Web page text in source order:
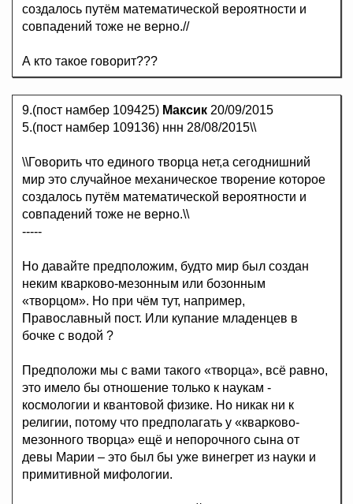
создалось путём математической вероятности и
совпадений тоже не верно.//
А кто такое говорит???
9.(пост намбер 109425) Максик 20/09/2015
5.(пост намбер 109136) ннн 28/08/2015\\
\\Говорить что единого творца нет,а сегоднишний
мир это случайное механическое творение которое
создалось путём математической вероятности и
совпадений тоже не верно.\\
-----
Но давайте предположим, будто мир был создан
неким кварково-мезонным или бозонным
«творцом». Но при чём тут, например,
Православный пост. Или купание младенцев в
бочке с водой ?
Предположи мы с вами такого «творца», всё равно,
это имело бы отношение только к наукам -
космологии и квантовой физике. Но никак ни к
религии, потому что предполагать у «кварково-
мезонного творца» ещё и непорочного сына от
девы Марии – это был бы уже винегрет из науки и
примитивной мифологии.